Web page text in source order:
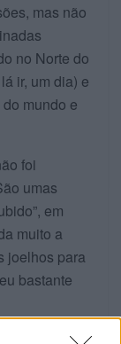
mas não
no Norte do
ir, um dia) e
mundo e
foi
umas
em
muito a
joelhos para
bastante